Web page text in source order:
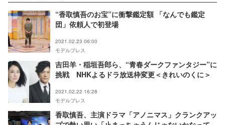
“香取慎吾のお宝”に衝撃鑑定額 「なんでも鑑定
団」依頼人で初登場
2021.02.23 06:00
モデルプレス
吉田羊・稲垣吾郎ら、“青春ダークファンタジー”に
挑戦 NHKよるドラ放送枠変更＜きれいのくに＞
2021.02.22 16:28
モデルプレス
香取慎吾、主演ドラマ「アノニマス」クランクアッ